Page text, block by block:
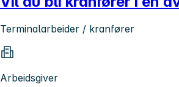
Terminalarbeider / kranfører
Arbeidsgiver